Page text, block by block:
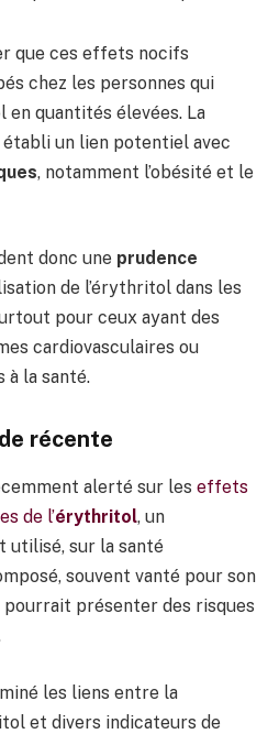
que ces effets nocifs
chez les personnes qui
quantités élevées. La
un lien potentiel avec
, notamment l’obésité et le
donc une prudence
de l’érythritol dans les
pour ceux ayant des
cardiovasculaires ou
à la santé.
récente
alerté sur les effets
de l’érythritol, un
utilisé, sur la santé
souvent vanté pour son
présenter des risques
les liens entre la
et divers indicateurs de